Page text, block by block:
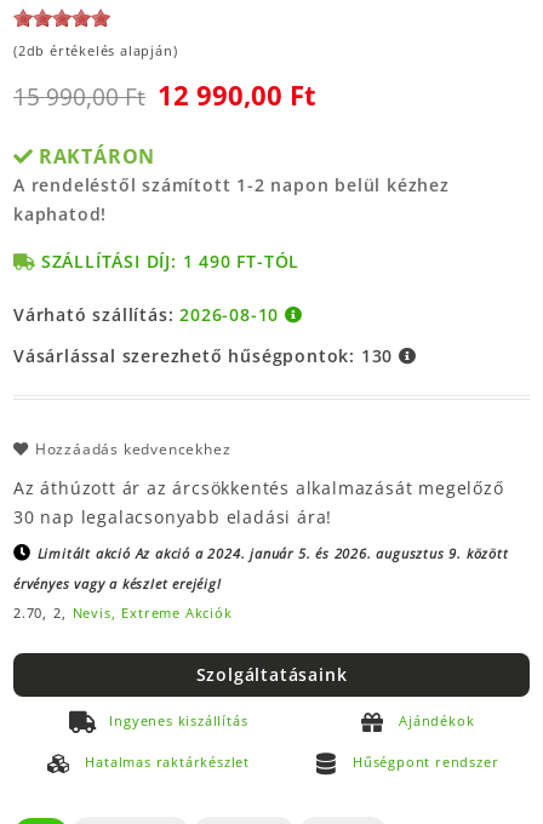
(2db értékelés alapján)
15 990,00 Ft 12 990,00 Ft
RAKTÁRON
A rendeléstől számított 1-2 napon belül kézhez
kaphatod!
SZÁLLÍTÁSI DÍJ: 1 490 FT-TÓL
Várható szállítás:2026-08-10
Vásárlással szerezhető hűségpontok: 130
Hozzáadás kedvencekhez
Az áthúzott ár az árcsökkentés alkalmazását megelőző
30 nap legalacsonyabb eladási ára!
Limitált akcióAz akció a 2024. január 5. és 2026. augusztus 9. között
érvényes vagy a készlet erejéig!
2.70, 2, Nevis, Extreme Akciók
Szolgáltatásaink
Ingyenes kiszállítás Ajándékok
Hatalmas raktárkészlet Hűségpont rendszer